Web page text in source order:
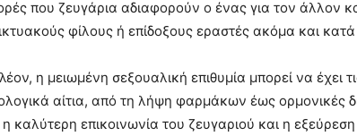
που ζευγάρια αδιαφορούν ο ένας για τον άλλον
φίλους ή επίδοξους εραστές ακόμα και
η μειωμένη σεξουαλική επιθυμία μπορεί να έχει
αίτια, από τη λήψη φαρμάκων έως ορμονικές
η καλύτερη επικοινωνία του ζευγαριού και η